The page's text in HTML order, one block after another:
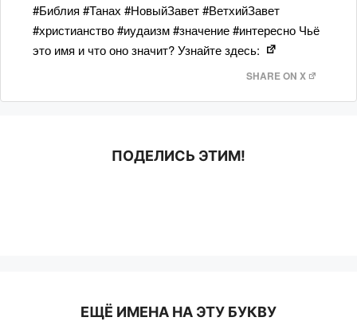
#Библия #Танах #НовыйЗавет #ВетхийЗавет
#христианство #иудаизм #значение #интересно Чьё
это имя и что оно значит? Узнайте здесь:
SHARE ON X
ПОДЕЛИСЬ ЭТИМ!
ЕЩЁ ИМЕНА НА ЭТУ БУКВУ